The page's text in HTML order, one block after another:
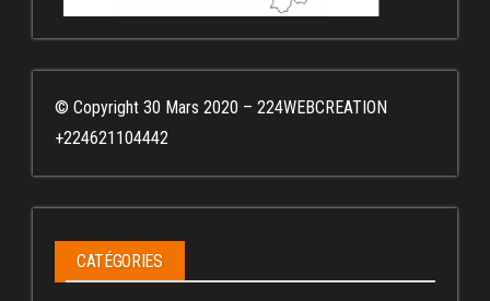
© Copyright 30 Mars 2020 – 224WEBCREATION
+224621104442
CATÉGORIES